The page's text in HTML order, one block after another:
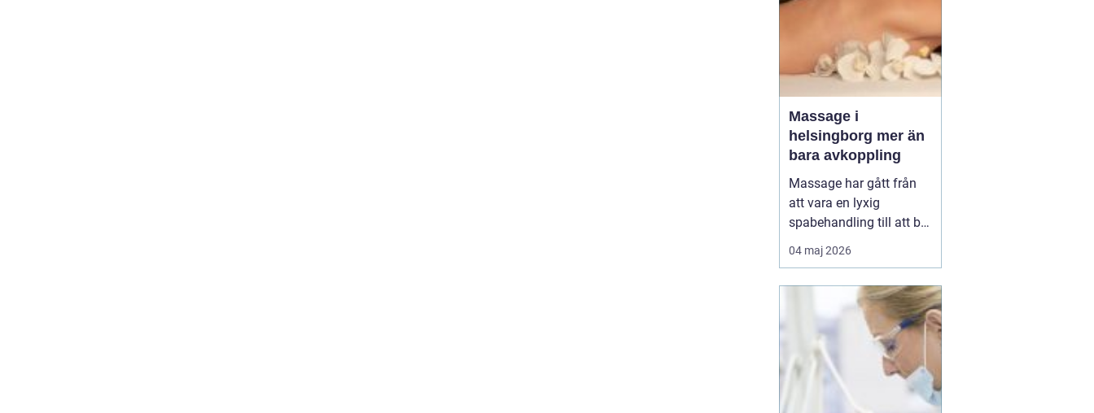
o...
Massage i
helsingborg mer än
bara avkoppling
Massage har gått från
att vara en lyxig
spabehandling till att bli
en självklar del av
mångas vardagliga
visar att regelbunden
beröring kan sänka
stressnivåer, lindra
smärta och förbättra
sömnen. I en stad som
04 maj 2026